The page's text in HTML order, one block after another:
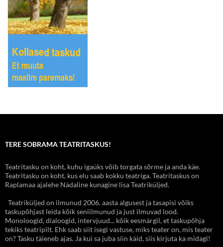
TERE SOBRAMA TEATRITASKUS!
Teatritasku on koht, kuhu igaüks võib torgata sõrme ja anda käe.
Teatritasku on koht, kus elu saab kokku teatriga. Teatritaskus on
Raplamaa ajalehe Nädaline kunagine lisa Teatriküljed.
Teatriküljed on ilmunud 2006. aasta algusest ja tasapisi võiks
taskupõhjast leida kõik seniilmunud ja just ilmuvad lood.
Monoloogid, dialoogid, intervjuud... kõik eesmärgil, et taskupõhja
tekiks teatripilt. Ehk saab siit isegi vastuse, miks teater on, mis teater
on? Tasku täieneb ajas. Ja kui sa juba siin käid, siis kirjuta ka midagi!